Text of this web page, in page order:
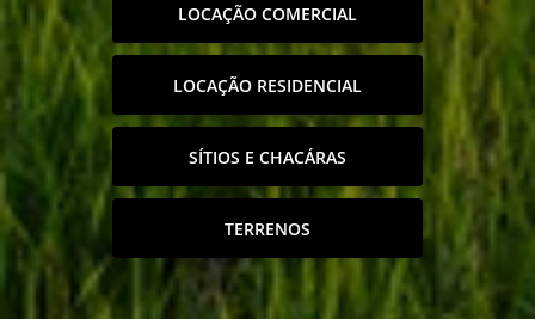
LOCAÇÃO COMERCIAL
LOCAÇÃO RESIDENCIAL
SÍTIOS E CHACÁRAS
TERRENOS